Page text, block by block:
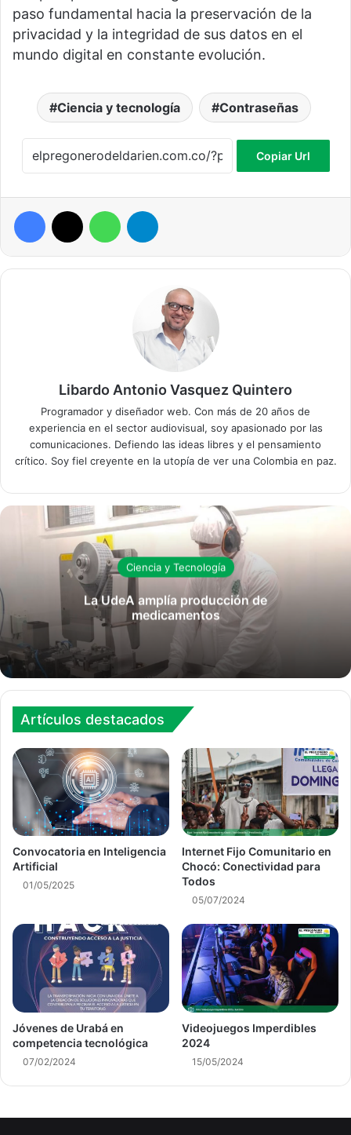
paso fundamental hacia la preservación de la
privacidad y la integridad de sus datos en el
mundo digital en constante evolución.
Ciencia y tecnología Contraseñas
Copiar Url
Facebook WhatsApp
Libardo Antonio Vasquez Quintero
Programador y diseñador web. Con más de 20 años de
experiencia en el sector audiovisual, soy apasionado por las
comunicaciones. Defiendo las ideas libres y el pensamiento
crítico. Soy fiel creyente en la utopía de ver una Colombia en paz.
Ciencia y Tecnología
La UdeA amplía producción de
medicamentos
Artículos destacados
Convocatoria en Inteligencia
Artificial
01/05/2025
Internet Fijo Comunitario en
Chocó: Conectividad para
Todos
05/07/2024
Jóvenes de Urabá en
competencia tecnológica
07/02/2024
Videojuegos Imperdibles
2024
15/05/2024